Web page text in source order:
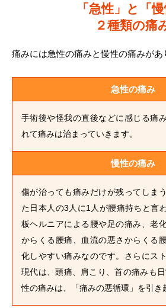
「急性」と「慢
２種類の痛
痛みには急性の痛みと慢性の痛みがあ
急性の痛み
手術後や怪我の直後などに感じる痛
れて痛みは治まっていきます。
慢性の痛み
傷が治っても痛みだけが残ってしま
た日本人の3人に1人が腰痛持ちと言
板ヘルニアによる腰や足の痛み、老
からくる腰痛、血流の悪さからくる
化しやすい痛みなのです。さらにス
現代は、頭痛、肩こり、首の痛みも
性の痛みは、「痛みの悪循環」を引き